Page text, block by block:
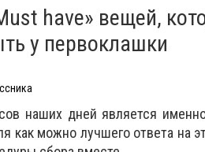
have» вещей,
у первоклашки
наших дней является
как можно лучшего ответа на